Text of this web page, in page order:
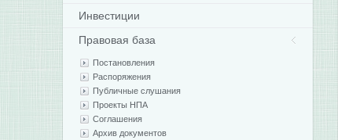
Инвестиции
Правовая база
Постановления
Распоряжения
Публичные слушания
Проекты НПА
Соглашения
Архив документов